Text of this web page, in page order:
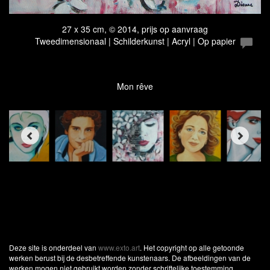
27 x 35 cm, © 2014, prijs op aanvraag
Tweedimensionaal | Schilderkunst | Acryl | Op papier
Mon rêve
Deze site is onderdeel van www.exto.art. Het copyright op alle getoonde
werken berust bij de desbetreffende kunstenaars. De afbeeldingen van de
werken mogen niet gebruikt worden zonder schriftelijke toestemming.